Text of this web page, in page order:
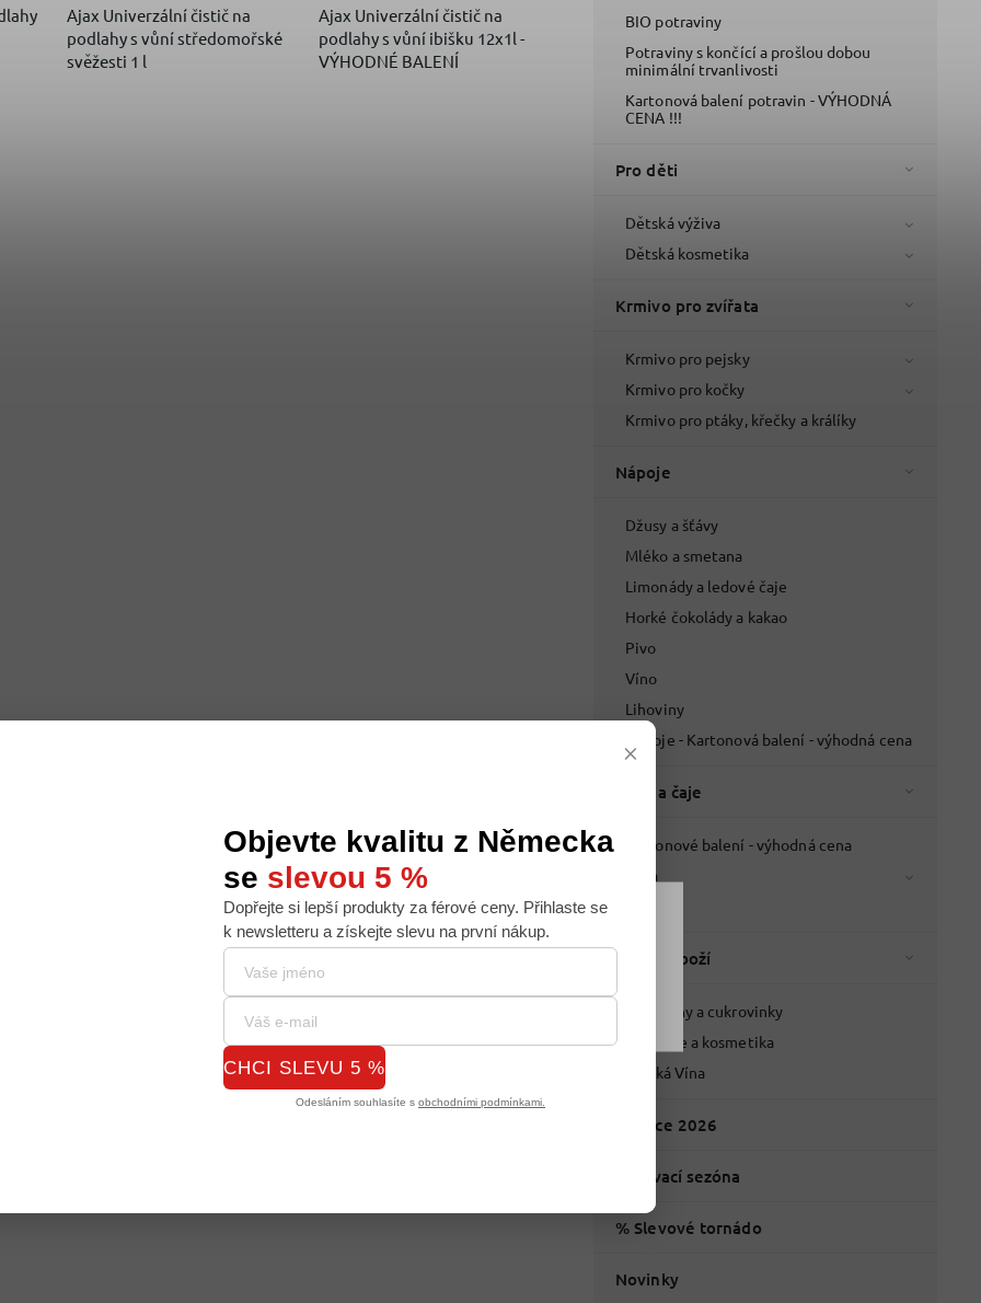
nabídku na míru, ale abychom to zvládli, používáme k
Používáním tohoto webu s tím souhlasíte.
Souhlasím
BIO potraviny
Potraviny s končící a prošlou dobou
minimální trvanlivosti
Kartonová balení potravin - VÝHODNÁ
CENA !!!
Pro děti
Dětská výživa
Dětská kosmetika
Krmivo pro zvířata
Krmivo pro pejsky
Krmivo pro kočky
Krmivo pro ptáky, křečky a králíky
Nápoje
Džusy a šťávy
Mléko a smetana
Limonády a ledové čaje
Horké čokolády a kakao
Pivo
Víno
Lihoviny
Nápoje - Kartonová balení - výhodná cena
Káva a čaje
Kartonové balení - výhodná cena
Káva
Italské zboží
Potraviny a cukrovinky
Drogerie a kosmetika
Italská Vína
Vánoce 2026
Grilovací sezóna
% Slevové tornádo
Novinky
Ajax Univerzální čistič na
podlahy s vůní středomořské
svěžesti 1 l
Ajax Univerzální čistič na
podlahy s vůní ibišku 12x1l -
VÝHODNÉ BALENÍ
×
Objevte kvalitu z Německa
se slevou 5 %
Dopřejte si lepší produkty za férové ceny. Přihlaste se
k newsletteru a získejte slevu na první nákup.
CHCI SLEVU 5 %
Odesláním souhlasíte s obchodními podmínkami.